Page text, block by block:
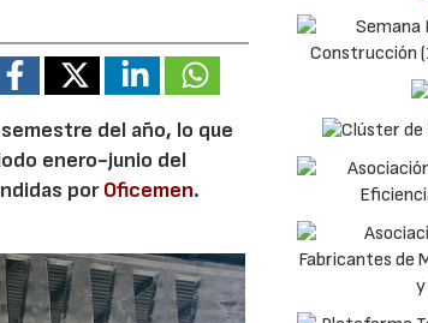
del año, lo que
enero-junio del
porOficemen.